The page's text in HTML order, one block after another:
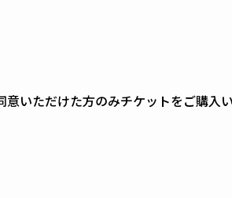
いただけた方のみチケットをご購入